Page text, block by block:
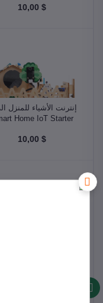
$ 10,00
إنترنت الأشياء للمنزل
Home IoT Starter
$ 10,00